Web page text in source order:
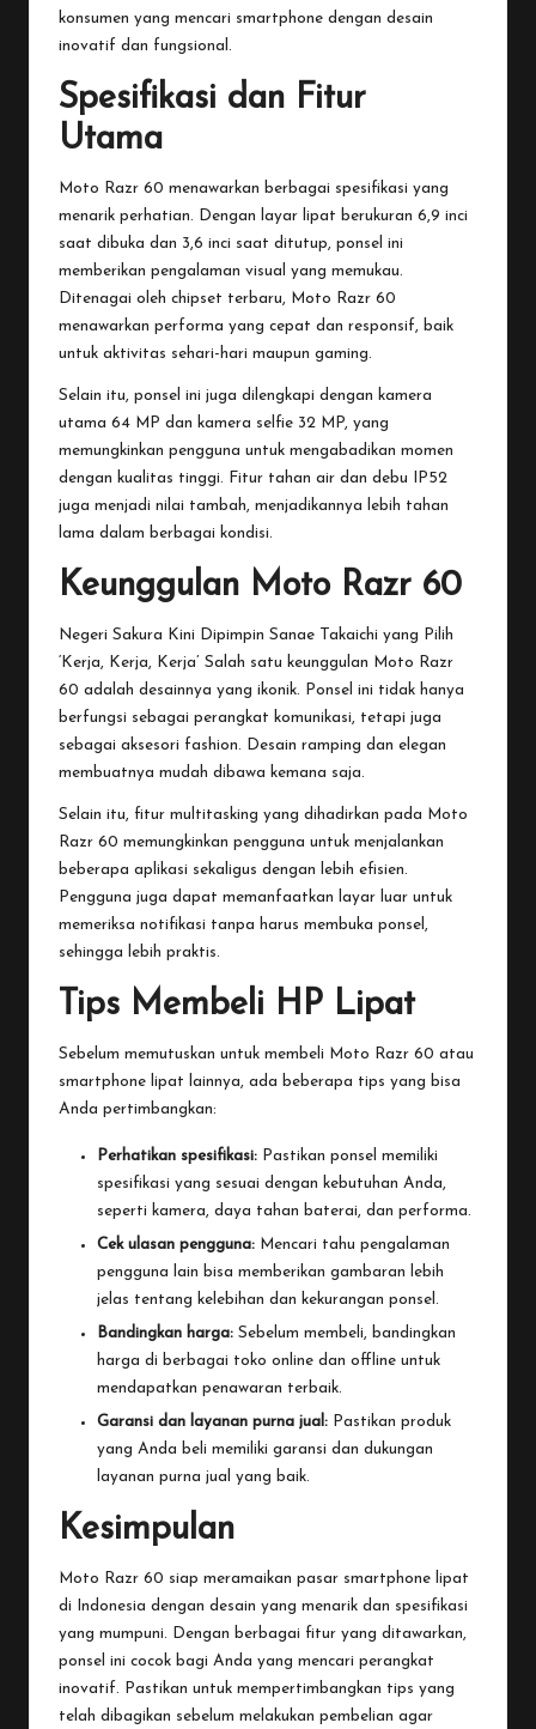
konsumen yang mencari smartphone dengan desain
inovatif dan fungsional.
Spesifikasi dan Fitur
Utama
Moto Razr 60 menawarkan berbagai spesifikasi yang
menarik perhatian. Dengan layar lipat berukuran 6,9 inci
saat dibuka dan 3,6 inci saat ditutup, ponsel ini
memberikan pengalaman visual yang memukau.
Ditenagai oleh chipset terbaru, Moto Razr 60
menawarkan performa yang cepat dan responsif, baik
untuk aktivitas sehari-hari maupun gaming.
Selain itu, ponsel ini juga dilengkapi dengan kamera
utama 64 MP dan kamera selfie 32 MP, yang
memungkinkan pengguna untuk mengabadikan momen
dengan kualitas tinggi. Fitur tahan air dan debu IP52
juga menjadi nilai tambah, menjadikannya lebih tahan
lama dalam berbagai kondisi.
Keunggulan Moto Razr 60
Negeri Sakura Kini Dipimpin Sanae Takaichi yang Pilih
‘Kerja, Kerja, Kerja’ Salah satu keunggulan Moto Razr
60 adalah desainnya yang ikonik. Ponsel ini tidak hanya
berfungsi sebagai perangkat komunikasi, tetapi juga
sebagai aksesori fashion. Desain ramping dan elegan
membuatnya mudah dibawa kemana saja.
Selain itu, fitur multitasking yang dihadirkan pada Moto
Razr 60 memungkinkan pengguna untuk menjalankan
beberapa aplikasi sekaligus dengan lebih efisien.
Pengguna juga dapat memanfaatkan layar luar untuk
memeriksa notifikasi tanpa harus membuka ponsel,
sehingga lebih praktis.
Tips Membeli HP Lipat
Sebelum memutuskan untuk membeli Moto Razr 60 atau
smartphone lipat lainnya, ada beberapa tips yang bisa
Anda pertimbangkan:
Perhatikan spesifikasi: Pastikan ponsel memiliki
spesifikasi yang sesuai dengan kebutuhan Anda,
seperti kamera, daya tahan baterai, dan performa.
Cek ulasan pengguna: Mencari tahu pengalaman
pengguna lain bisa memberikan gambaran lebih
jelas tentang kelebihan dan kekurangan ponsel.
Bandingkan harga: Sebelum membeli, bandingkan
harga di berbagai toko online dan offline untuk
mendapatkan penawaran terbaik.
Garansi dan layanan purna jual: Pastikan produk
yang Anda beli memiliki garansi dan dukungan
layanan purna jual yang baik.
Kesimpulan
Moto Razr 60 siap meramaikan pasar smartphone lipat
di Indonesia dengan desain yang menarik dan spesifikasi
yang mumpuni. Dengan berbagai fitur yang ditawarkan,
ponsel ini cocok bagi Anda yang mencari perangkat
inovatif. Pastikan untuk mempertimbangkan tips yang
telah dibagikan sebelum melakukan pembelian agar